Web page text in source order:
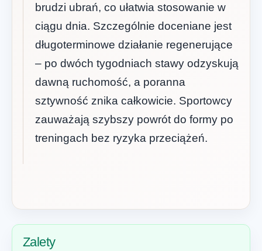
brudzi ubrań, co ułatwia stosowanie w
ciągu dnia. Szczególnie doceniane jest
długoterminowe działanie regenerujące
– po dwóch tygodniach stawy odzyskują
dawną ruchomość, a poranna
sztywność znika całkowicie. Sportowcy
zauważają szybszy powrót do formy po
treningach bez ryzyka przeciążeń.
Zalety